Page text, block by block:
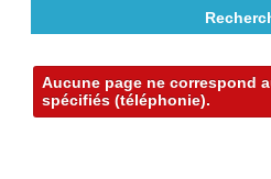
Contact
Aucune page ne correspond
spécifiés (téléphonie).